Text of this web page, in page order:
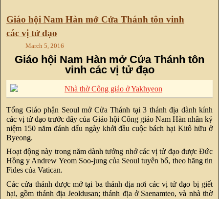
Giáo hội Nam Hàn mở Cửa Thánh tôn vinh
các vị tử đạo
March 5, 2016
Giáo hội Nam Hàn mở Cửa Thánh tôn
vinh các vị tử đạo
Tổng Giáo phận Seoul mở Cửa Thánh tại 3 thánh địa dành kính
các vị tử đạo trước đây của Giáo hội Công giáo Nam Hàn nhân kỷ
niệm 150 năm đánh dấu ngày khởi đầu cuộc bách hại Kitô hữu ở
Byeong.
Hoạt động này trong năm dành tưởng nhớ các vị tử đạo được Đức
Hồng y Andrew Yeom Soo-jung của Seoul tuyên bố, theo hãng tin
Fides của Vatican.
Các cửa thánh được mở tại ba thánh địa nơi các vị tử đạo bị giết
hại, gồm thánh địa Jeoldusan; thánh địa ở Saenamteo, và nhà thờ